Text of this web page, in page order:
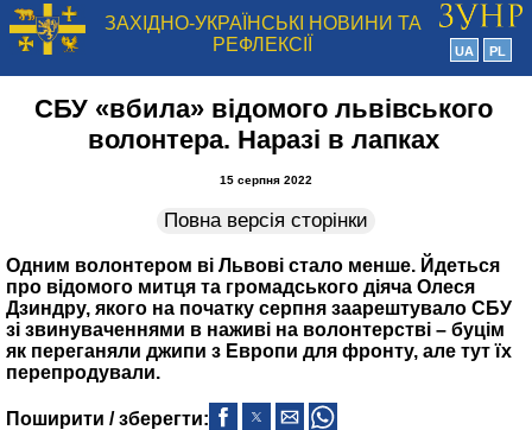
ЗАХІДНО-УКРАЇНСЬКІ НОВИНИ ТА
РЕФЛЕКСІЇ
UA PL
СБУ «вбила» відомого львівського
волонтера. Наразі в лапках
15 серпня 2022
Повна версія сторінки
Одним волонтером ві Львові стало менше. Йдеться
про відомого митця та громадського діяча Олеся
Дзиндру, якого на початку серпня заарештувало СБУ
зі звинуваченнями в наживі на волонтерстві – буцім
як переганяли джипи з Европи для фронту, але тут їх
перепродували.
Поширити / зберегти: